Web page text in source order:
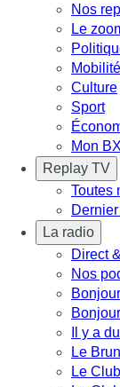
Nos
Le
Mobilité
Culture
Sport
Mon
Replay TV
Toutes
La radio
Direct
Nos
Il y a
Le
Le